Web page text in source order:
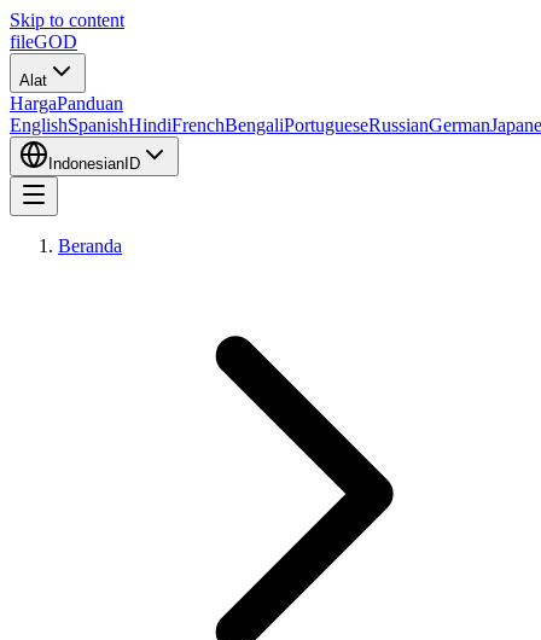
Skip to content
fileGOD
Alat
HargaPanduan
EnglishSpanishHindiFrenchBengaliPortugueseRussianGerman
Indonesian ID
Beranda